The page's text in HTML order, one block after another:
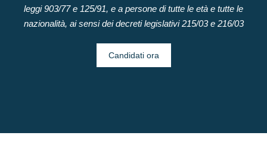
leggi 903/77 e 125/91, e a persone di tutte le età e tutte le
nazionalità, ai sensi dei decreti legislativi 215/03 e 216/03
Candidati ora